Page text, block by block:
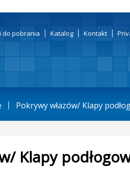
do pobrania Katalog Kontakt
Pokrywy włazów/ Klapy
Klapy